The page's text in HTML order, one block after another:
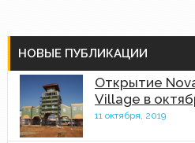
НОВЫЕ ПУБЛИКАЦИИ
Открытие
Village в
11 октября, 2019